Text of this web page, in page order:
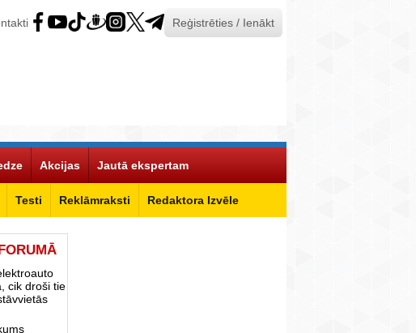
Reģistrēties / Ienākt
Testi Reklāmraksti Redaktora Izvēle
Akcijas Jautā ekspertam
cik droši tie